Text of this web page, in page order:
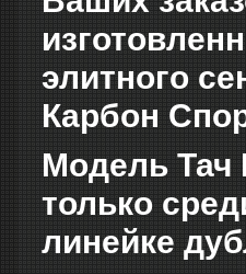
элитного
Карбон
Модель Тач
только
линейке